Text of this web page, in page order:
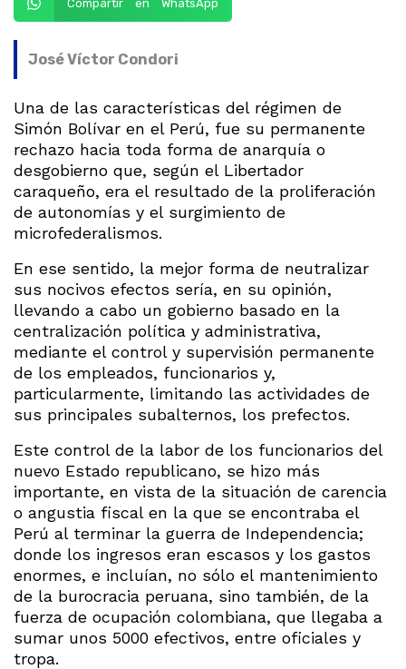
Compartir en WhatsApp
José Víctor Condori
Una de las características del régimen de
Simón Bolívar en el Perú, fue su permanente
rechazo hacia toda forma de anarquía o
desgobierno que, según el Libertador
caraqueño, era el resultado de la proliferación
de autonomías y el surgimiento de
microfederalismos.
En ese sentido, la mejor forma de neutralizar
sus nocivos efectos sería, en su opinión,
llevando a cabo un gobierno basado en la
centralización política y administrativa,
mediante el control y supervisión permanente
de los empleados, funcionarios y,
particularmente, limitando las actividades de
sus principales subalternos, los prefectos.
Este control de la labor de los funcionarios del
nuevo Estado republicano, se hizo más
importante, en vista de la situación de carencia
o angustia fiscal en la que se encontraba el
Perú al terminar la guerra de Independencia;
donde los ingresos eran escasos y los gastos
enormes, e incluían, no sólo el mantenimiento
de la burocracia peruana, sino también, de la
fuerza de ocupación colombiana, que llegaba a
sumar unos 5000 efectivos, entre oficiales y
tropa.